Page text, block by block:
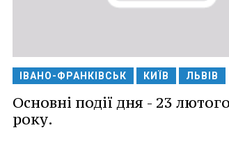
ІВАНО-ФРАНКІВСЬК КИЇВ ЛЬВІВ
Основні події дня - 23
року.